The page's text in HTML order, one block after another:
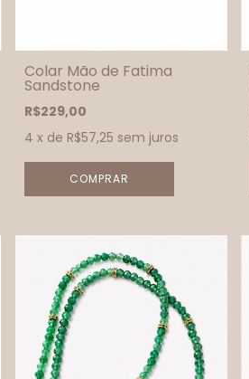
Colar Mão de Fatima
Sandstone
R$229,00
4 x de R$57,25 sem juros